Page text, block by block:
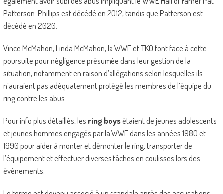
Patterson. Phillips est décédé en 2012, tandis que Patterson est
décédé en 2020.
Vince McMahon, Linda McMahon, la WWE et TKO font face à cette
poursuite pour négligence présumée dans leur gestion de la
situation, notamment en raison d’allégations selon lesquelles ils
n’auraient pas adéquatement protégé les membres de l’équipe du
ring contre les abus.
Pour info plus détaillés, les ring boysétaient de jeunes adolescents
et jeunes hommes engagés par la WWE dans les années 1980 et
1990 pour aider à monter et démonter le ring, transporter de
l’équipement et effectuer diverses tâches en coulisses lors des
événements.